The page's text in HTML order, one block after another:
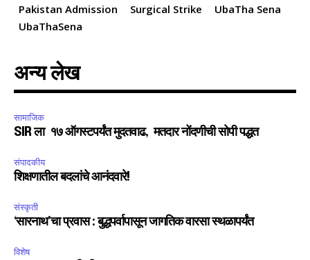
Pakistan Admission
Surgical Strike
UbaTha Sena
UbaThaSena
अन्य लेख
सामाजिक
SIR ला १७ ऑगस्टपर्यंत मुदतवाढ, मतदार नोंदणीची सोपी पद्धत
संपादकीय
शिक्षणातील बदलांचे आनंदवारे!
संस्कृती
‘सारनाथ’चा प्रवास : बुद्धपर्वापासून जागतिक वारसा स्थळापर्यंत
विशेष